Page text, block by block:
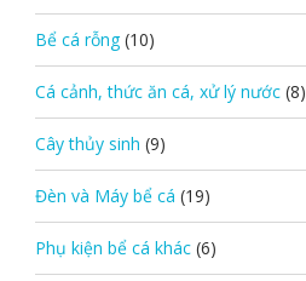
Bể cá rỗng (10)
Cá cảnh, thức ăn cá, xử lý nước (8)
Cây thủy sinh (9)
Đèn và Máy bể cá (19)
Phụ kiện bể cá khác (6)